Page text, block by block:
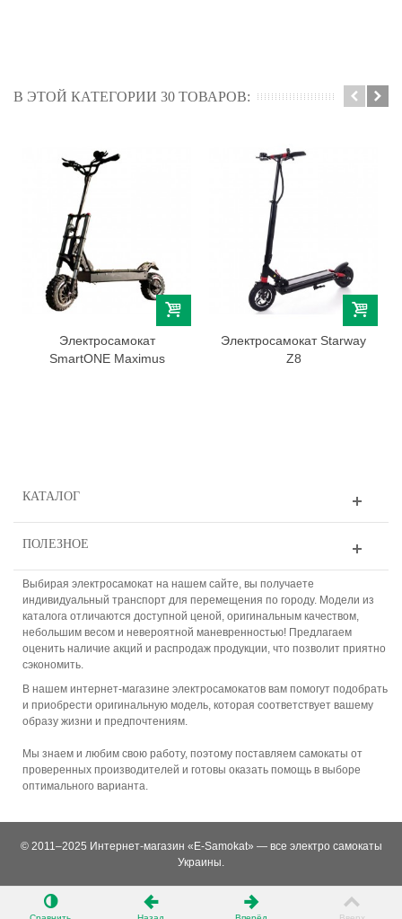
В ЭТОЙ КАТЕГОРИИ 30 ТОВАРОВ:
Электросамокат
SmartONE Maximus
Электросамокат Starway
Z8
КАТАЛОГ
ПОЛЕЗНОЕ
Выбирая электросамокат на нашем сайте, вы получаете
индивидуальный транспорт для перемещения по городу. Модели из
каталога отличаются доступной ценой, оригинальным качеством,
небольшим весом и невероятной маневренностью! Предлагаем
оценить наличие акций и распродаж продукции, что позволит приятно
сэкономить.
В нашем интернет-магазине электросамокатов вам помогут подобрать
и приобрести оригинальную модель, которая соответствует вашему
образу жизни и предпочтениям.
Мы знаем и любим свою работу, поэтому поставляем самокаты от
проверенных производителей и готовы оказать помощь в выборе
оптимального варианта.
© 2011–2025 Интернет-магазин «E-Samokat» — все электро самокаты
Украины.